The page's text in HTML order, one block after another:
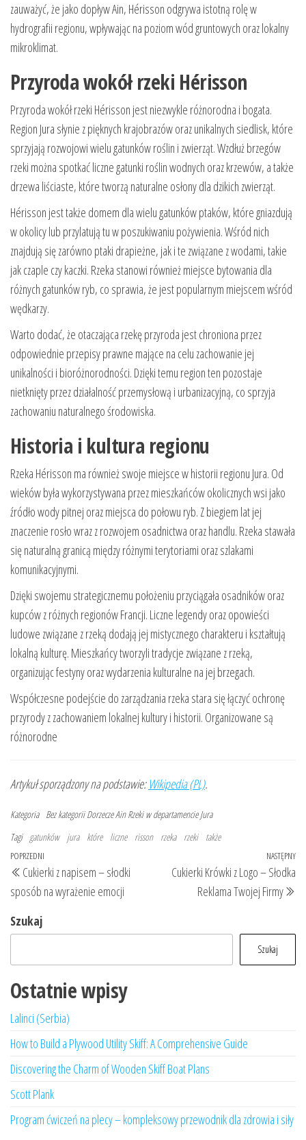
zauważyć, że jako dopływ Ain, Hérisson odgrywa istotną rolę w
hydrografii regionu, wpływając na poziom wód gruntowych oraz lokalny
mikroklimat.
Przyroda wokół rzeki Hérisson
Przyroda wokół rzeki Hérisson jest niezwykle różnorodna i bogata.
Region Jura słynie z pięknych krajobrazów oraz unikalnych siedlisk, które
sprzyjają rozwojowi wielu gatunków roślin i zwierząt. Wzdłuż brzegów
rzeki można spotkać liczne gatunki roślin wodnych oraz krzewów, a także
drzewa liściaste, które tworzą naturalne osłony dla dzikich zwierząt.
Hérisson jest także domem dla wielu gatunków ptaków, które gniazdują
w okolicy lub przylatują tu w poszukiwaniu pożywienia. Wśród nich
znajdują się zarówno ptaki drapieżne, jak i te związane z wodami, takie
jak czaple czy kaczki. Rzeka stanowi również miejsce bytowania dla
różnych gatunków ryb, co sprawia, że jest popularnym miejscem wśród
wędkarzy.
Warto dodać, że otaczająca rzekę przyroda jest chroniona przez
odpowiednie przepisy prawne mające na celu zachowanie jej
unikalności i bioróżnorodności. Dzięki temu region ten pozostaje
nietknięty przez działalność przemysłową i urbanizacyjną, co sprzyja
zachowaniu naturalnego środowiska.
Historia i kultura regionu
Rzeka Hérisson ma również swoje miejsce w historii regionu Jura. Od
wieków była wykorzystywana przez mieszkańców okolicznych wsi jako
źródło wody pitnej oraz miejsca do połowu ryb. Z biegiem lat jej
znaczenie rosło wraz z rozwojem osadnictwa oraz handlu. Rzeka stawała
się naturalną granicą między różnymi terytoriami oraz szlakami
komunikacyjnymi.
Dzięki swojemu strategicznemu położeniu przyciągała osadników oraz
kupców z różnych regionów Francji. Liczne legendy oraz opowieści
ludowe związane z rzeką dodają jej mistycznego charakteru i kształtują
lokalną kulturę. Mieszkańcy tworzyli tradycje związane z rzeką,
organizując festyny oraz wydarzenia kulturalne na jej brzegach.
Współczesne podejście do zarządzania rzeka stara się łączyć ochronę
przyrody z zachowaniem lokalnej kultury i historii. Organizowane są
różnorodne
Artykuł sporządzony na podstawie:Wikipedia (PL).
Kategoria Bez kategorii Dorzecze Ain Rzeki w departamencie Jura
Tagi gatunków jura które liczne risson rzeka rzeki także
Nawigacja
wpisu
Poprzedni
wpis
POPRZEDNI
Cukierki z napisem – słodki
sposób na wyrażenie emocji
NASTĘPNY
Cukierki Krówki z Logo – Słodka
Reklama Twojej Firmy
Szukaj
Szukaj
Ostatnie wpisy
Lalinci (Serbia)
How to Build a Plywood Utility Skiff: A Comprehensive Guide
Discovering the Charm of Wooden Skiff Boat Plans
Scott Plank
Program ćwiczeń na plecy – kompleksowy przewodnik dla zdrowia i siły